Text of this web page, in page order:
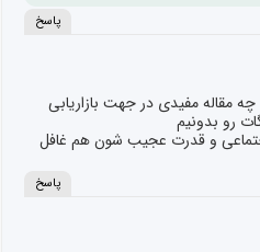
پاسخ
چه مقاله مفیدی در جهت بازاریابی
رو بدونیم
و قدرت عجیب شون هم غافل
پاسخ